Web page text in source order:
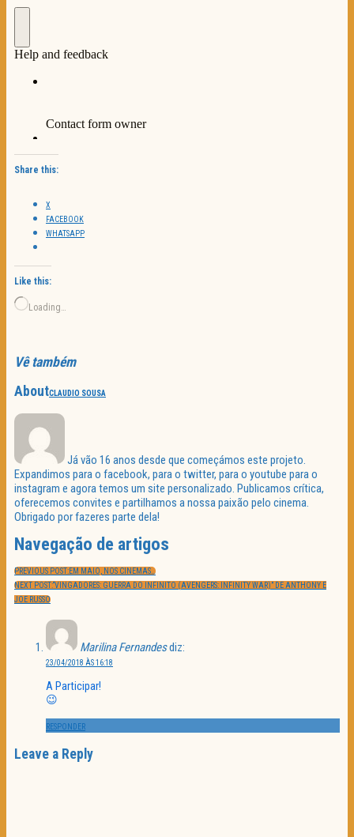
Share this:
X
FACEBOOK
WHATSAPP
Like this:
Loading…
Vê também
AboutCLAUDIO SOUSA
Já vão 16 anos desde que começámos este projeto.
Expandimos para o facebook, para o twitter, para o youtube para o
instagram e agora temos um site personalizado. Publicamos crítica,
oferecemos convites e partilhamos a nossa paixão pelo cinema.
Obrigado por fazeres parte dela!
Navegação de artigos
PREVIOUS POST:EM MAIO, NOS CINEMAS…
NEXT POST:“VINGADORES: GUERRA DO INFINITO (AVENGERS: INFINITY WAR)” DE ANTHONY E
JOE RUSSO
Marilina Fernandesdiz:
23/04/2018 ÀS 16:18
A Participar!
😉
RESPONDER
Leave a Reply